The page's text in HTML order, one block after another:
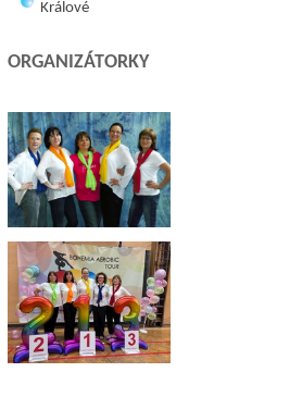
Králové
ORGANIZÁTORKY